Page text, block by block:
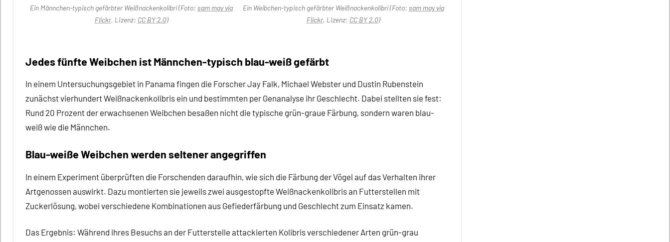
Ein Männchen-typisch gefärbter Weißnackenkolibri (Foto: sam may via
Flickr, LIzenz: CC BY 2.0)
Ein Weibchen-typisch gefärbter Weißnackenkolibri (Foto: sam may via
Flickr, LIzenz: CC BY 2.0)
Jedes fünfte Weibchen ist Männchen-typisch blau-weiß gefärbt
In einem Untersuchungsgebiet in Panama fingen die Forscher Jay Falk, Michael Webster und Dustin Rubenstein
zunächst vierhundert Weißnackenkolibris ein und bestimmten per Genanalyse ihr Geschlecht. Dabei stellten sie fest:
Rund 20 Prozent der erwachsenen Weibchen besaßen nicht die typische grün-graue Färbung, sondern waren blau-
weiß wie die Männchen.
Blau-weiße Weibchen werden seltener angegriffen
In einem Experiment überprüften die Forschenden daraufhin, wie sich die Färbung der Vögel auf das Verhalten ihrer
Artgenossen auswirkt. Dazu montierten sie jeweils zwei ausgestopfte Weißnackenkolibris an Futterstellen mit
Zuckerlösung, wobei verschiedene Kombinationen aus Gefiederfärbung und Geschlecht zum Einsatz kamen.
Das Ergebnis: Während ihres Besuchs an der Futterstelle attackierten Kolibris verschiedener Arten grün-grau